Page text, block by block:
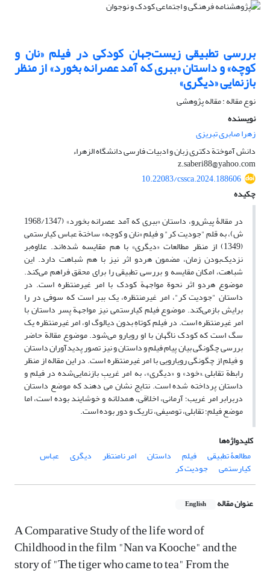
بررسی تطبیقی زیست‌جهان کودکی در فیلم «نان و
کوچه» و داستان «ببری که آمد عصرانه بخورد» از منظر
بازنمایی «دیگری»
نوع مقاله : مقاله پژوهشی
نویسنده
زهرا صابری تبریزی
دانش آموختة دکتری زبان و ادبیات فارسی دانشگاه الزهراء
z.saberi88@yahoo.com
10.22083/cssca.2024.188606
چکیده
در مقالۀ پیش‌رو، داستان «ببری که آمد عصرانه بخورد» (1968/1347
ش)، به قلم "جودیت کر" و فیلم «نان و کوچه» ساختة عباس کیارستمی
(1349) از منظر مطالعات «دیگری» با هم مقایسه شده‌اند. علاوه‌بر
نزدیک‌بودن زمان، مضمون هردو اثر نیز با هم شباهت دارد. این
شباهت، امکان مقایسه و بررسی تطبیقی را برای محقق فراهم می‌کند.
موضوع هردو اثر نحوة مواجهة کودک با امر غیرمنتظره است. در
داستان "جودیت کر"، امر غیرمنتظره، یک ببر است که سوفی در را
برایش بازمی‌کند. موضوع فیلم کیارستمی نیز مواجهة پسر داستان با
امر غیرمنتظره است. در فیلم کوتاهِ بدون دیالوگ او، امر غیرمنتظره یک
سگ است که کودک ناگهان با او رویارو می‌شود. موضوع مقالة حاضر
بررسی چگونگی بیان پیام فیلم و داستان و نیز تصور پدیدآوران داستان
و فیلم از چگونگی رویارویی با امر غیرمنتظره است. در این مقاله از منظر
رابطة تقابلی ِ«خود» و «دیگری»، به امر غریبِ بازنمایی‌شده در فیلم و
داستان پرداخته شده است. نتایج نشان می دهند که موضع داستان
دربرابر امر غریب؛ آرمانی، اخلاقی، همدلانه و خوشایند بوده است، اما
موضع فیلم؛ تقابلی، توصیفی، تاریک و دور بوده است.
کلیدواژه‌ها
مطالعۀ تطبیقی
فیلم داستان امر نامنتظر دیگری عباس
کیارستمی جودیت کر
عنوان مقاله English
A Comparative Study of the life word of
Childhood in the film "Nan va Kooche" and the
story of "The tiger who came to tea" From the